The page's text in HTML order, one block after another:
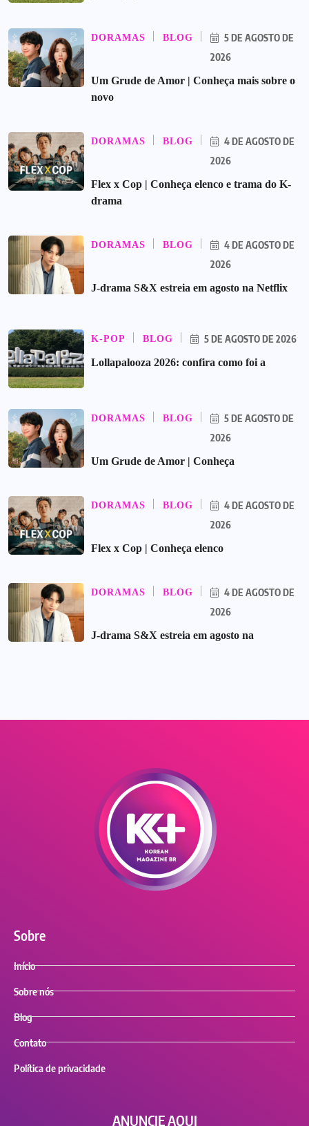
DORAMAS BLOG
5 DE AGOSTO DE
2026
Um Grude de Amor | Conheça mais sobre o
novo
DORAMAS BLOG
4 DE AGOSTO DE
2026
Flex x Cop | Conheça elenco e trama do K-
drama
DORAMAS BLOG
4 DE AGOSTO DE
2026
J-drama S&X estreia em agosto na Netflix
K-POP BLOG
5 DE AGOSTO DE 2026
Lollapalooza 2026: confira como foi a
DORAMAS BLOG
5 DE AGOSTO DE
2026
Um Grude de Amor | Conheça
DORAMAS BLOG
4 DE AGOSTO DE
2026
Flex x Cop | Conheça elenco
DORAMAS BLOG
4 DE AGOSTO DE
2026
J-drama S&X estreia em agosto na
Sobre
Início
Sobre nós
Blog
Contato
Política de privacidade
ANUNCIE AQUI